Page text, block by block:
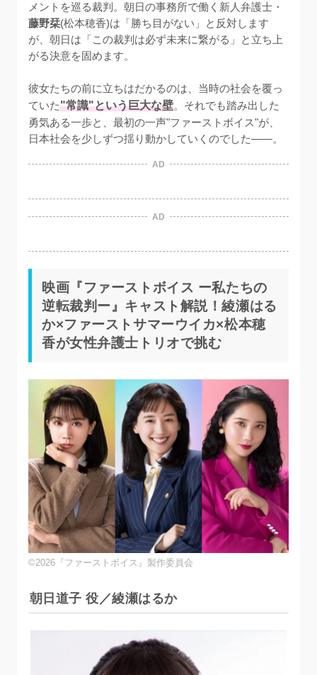
メントを巡る裁判。朝日の事務所で働く新人弁護士・
藤野栞(松本穂香)は「勝ち目がない」と反対します
が、朝日は「この裁判は必ず未来に繋がる」と立ち上
がる決意を固めます。
彼女たちの前に立ちはだかるのは、当時の社会を覆っ
ていた"常識"という巨大な壁。それでも踏み出した
勇気ある一歩と、最初の一声"ファーストボイス"が、
日本社会を少しずつ揺り動かしていくのでした——。
AD
AD
映画『ファーストボイス ー私たちの
逆転裁判ー』キャスト解説！綾瀬はる
か×ファーストサマーウイカ×松本穂
香が女性弁護士トリオで挑む
©2026『ファーストボイス』製作委員会
朝日道子 役／綾瀬はるか